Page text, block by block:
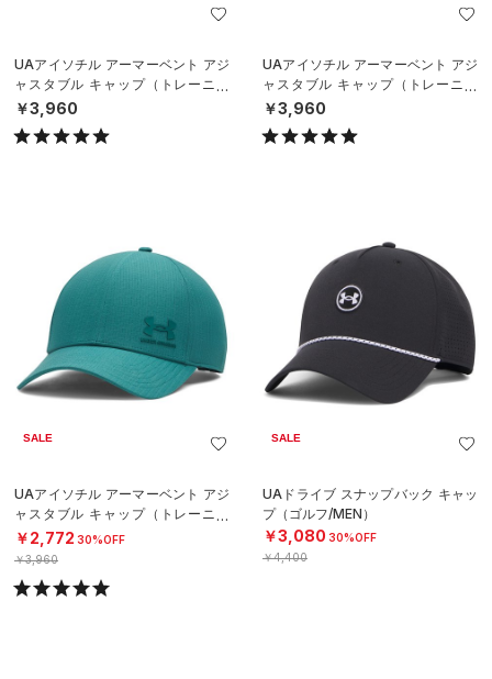
UAアイソチル アーマーベント アジ
ャスタブル キャップ（トレーニン
グ/MEN）
￥3,960
UAアイソチル アーマーベント アジ
ャスタブル キャップ（トレーニン
グ/MEN）
￥3,960
SALE
UAアイソチル アーマーベント アジ
ャスタブル キャップ（トレーニン
グ/MEN）
￥2,772 30%OFF
￥3,960
SALE
UAドライブ スナップバック キャッ
プ（ゴルフ/MEN）
￥3,080 30%OFF
￥4,400